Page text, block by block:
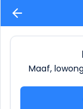
Maaf,